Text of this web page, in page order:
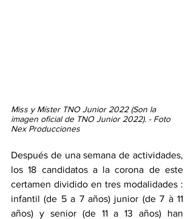
Miss y Míster TNO Junior 2022 (Son la
imagen oficial de TNO Junior 2022). - Foto
Nex Producciones
Después de una semana de actividades,
los 18 candidatos a la corona de este
certamen dividido en tres modalidades :
infantil (de 5 a 7 años) junior (de 7 à 11
años) y senior (de 11 a 13 años) han